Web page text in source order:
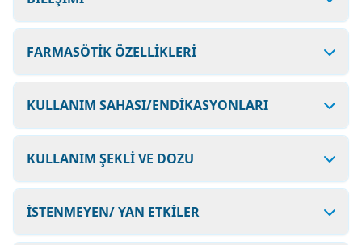
FARMASÖTİK ÖZELLİKLERİ
KULLANIM SAHASI/ENDİKASYONLARI
KULLANIM ŞEKLİ VE DOZU
İSTENMEYEN/ YAN ETKİLER